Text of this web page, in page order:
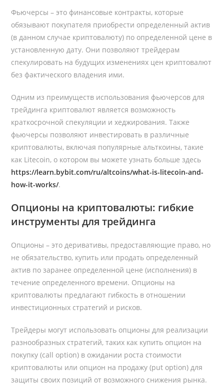
Фьючерсы – это финансовые контракты, которые
обязывают покупателя приобрести определенный актив
(в данном случае криптовалюту) по определенной цене в
установленную дату. Они позволяют трейдерам
спекулировать на будущих изменениях цен криптовалют
без фактического владения ими.
Одним из преимуществ использования фьючерсов для
трейдинга криптовалют является возможность
краткосрочной спекуляции и хеджирования. Также
фьючерсы позволяют инвестировать в различные
криптовалюты, включая популярные альткоины, такие
как Litecoin, о котором вы можете узнать больше здесь
https://learn.bybit.com/ru/altcoins/what-is-litecoin-and-
how-it-works/.
Опционы на криптовалюты: гибкие
инструменты для трейдинга
Опционы – это деривативы, предоставляющие право, но
не обязательство, купить или продать определенный
актив по заранее определенной цене (исполнения) в
течение определенного времени. Опционы на
криптовалюты предлагают гибкость в отношении
инвестиционных стратегий и рисков.
Трейдеры могут использовать опционы для реализации
разнообразных стратегий, таких как купить опцион на
покупку (call option) в ожидании роста стоимости
криптовалюты или опцион на продажу (put option) для
защиты своих позиций от возможного снижения рынка.